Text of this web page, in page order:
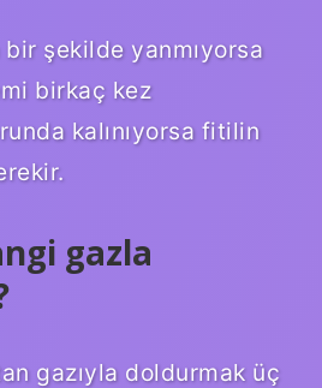
şekilde yanmıyorsa
birkaç kez
kalınıyorsa fitilin
gazla
gazıyla doldurmak üç